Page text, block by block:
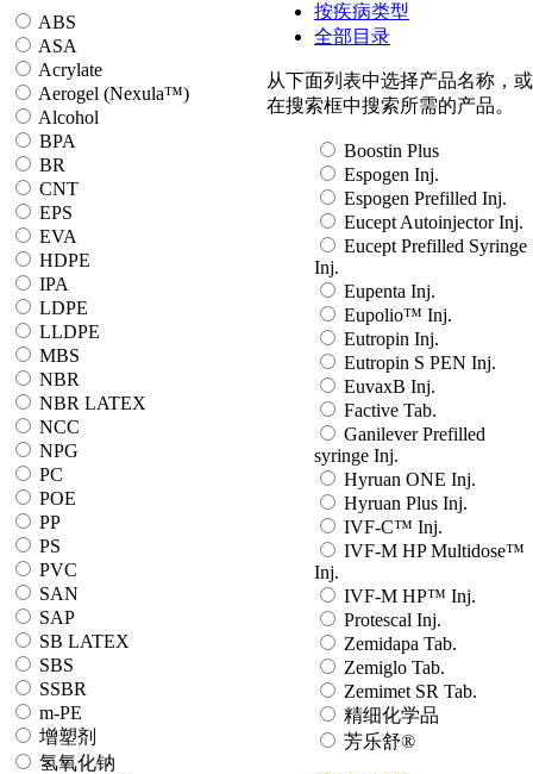
ABS
ASA
Acrylate
Aerogel (Nexula™)
Alcohol
BPA
BR
CNT
EPS
EVA
HDPE
IPA
LDPE
LLDPE
MBS
NBR
NBR LATEX
NCC
NPG
PC
POE
PP
PS
PVC
SAN
SAP
SB LATEX
SBS
SSBR
m-PE
增塑剂
氢氧化钠
按疾病类型
全部目录
从下面列表中选择产品名称，或
在搜索框中搜索所需的产品。
Boostin Plus
Espogen Inj.
Espogen Prefilled Inj.
Eucept Autoinjector Inj.
Eucept Prefilled Syringe
Inj.
Eupenta Inj.
Eupolio™ Inj.
Eutropin Inj.
Eutropin S PEN Inj.
EuvaxB Inj.
Factive Tab.
Ganilever Prefilled
syringe Inj.
Hyruan ONE Inj.
Hyruan Plus Inj.
IVF-C™ Inj.
IVF-M HP Multidose™
Inj.
IVF-M HP™ Inj.
Protescal Inj.
Zemidapa Tab.
Zemiglo Tab.
Zemimet SR Tab.
精细化学品
芳乐舒®